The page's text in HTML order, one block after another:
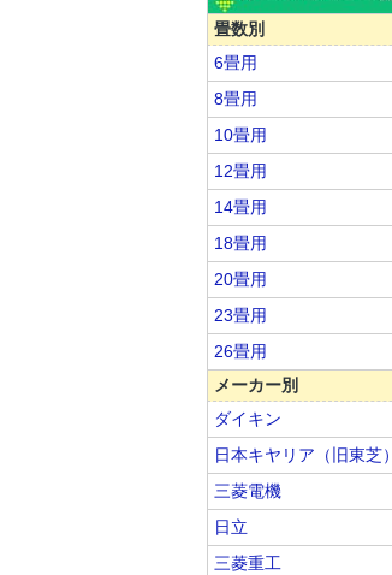
畳数別
6畳用
8畳用
10畳用
12畳用
14畳用
18畳用
20畳用
23畳用
26畳用
メーカー別
ダイキン
日本キヤリア（旧東芝）
三菱電機
日立
三菱重工